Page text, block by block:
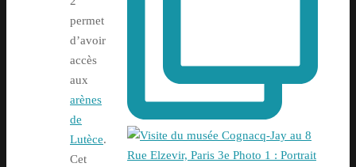
permet
d’avoir
accès
aux
arènes
de
Lutèce.
Cet